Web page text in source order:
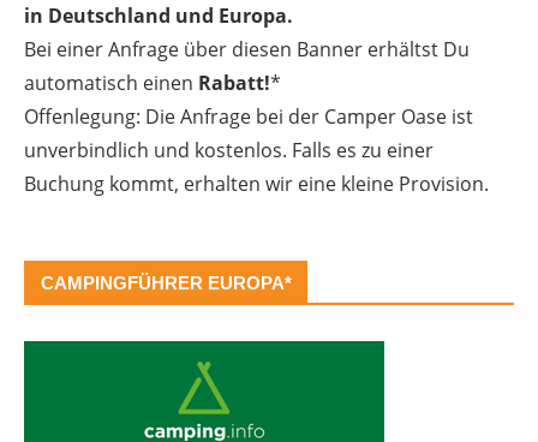
in Deutschland und Europa.
Bei einer Anfrage über diesen Banner erhältst Du
automatisch einen Rabatt!*
Offenlegung: Die Anfrage bei der Camper Oase ist
unverbindlich und kostenlos. Falls es zu einer
Buchung kommt, erhalten wir eine kleine Provision.
CAMPINGFÜHRER EUROPA*